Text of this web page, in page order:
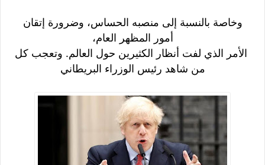
وخاصة بالنسبة إلى منصبه الحساس، وضرورة إتقان
أمور المظهر العام،
الأمر الذي لفت أنظار الكثيرين حول العالم. وتعجب كل
من شاهد رئيس الوزراء البريطاني